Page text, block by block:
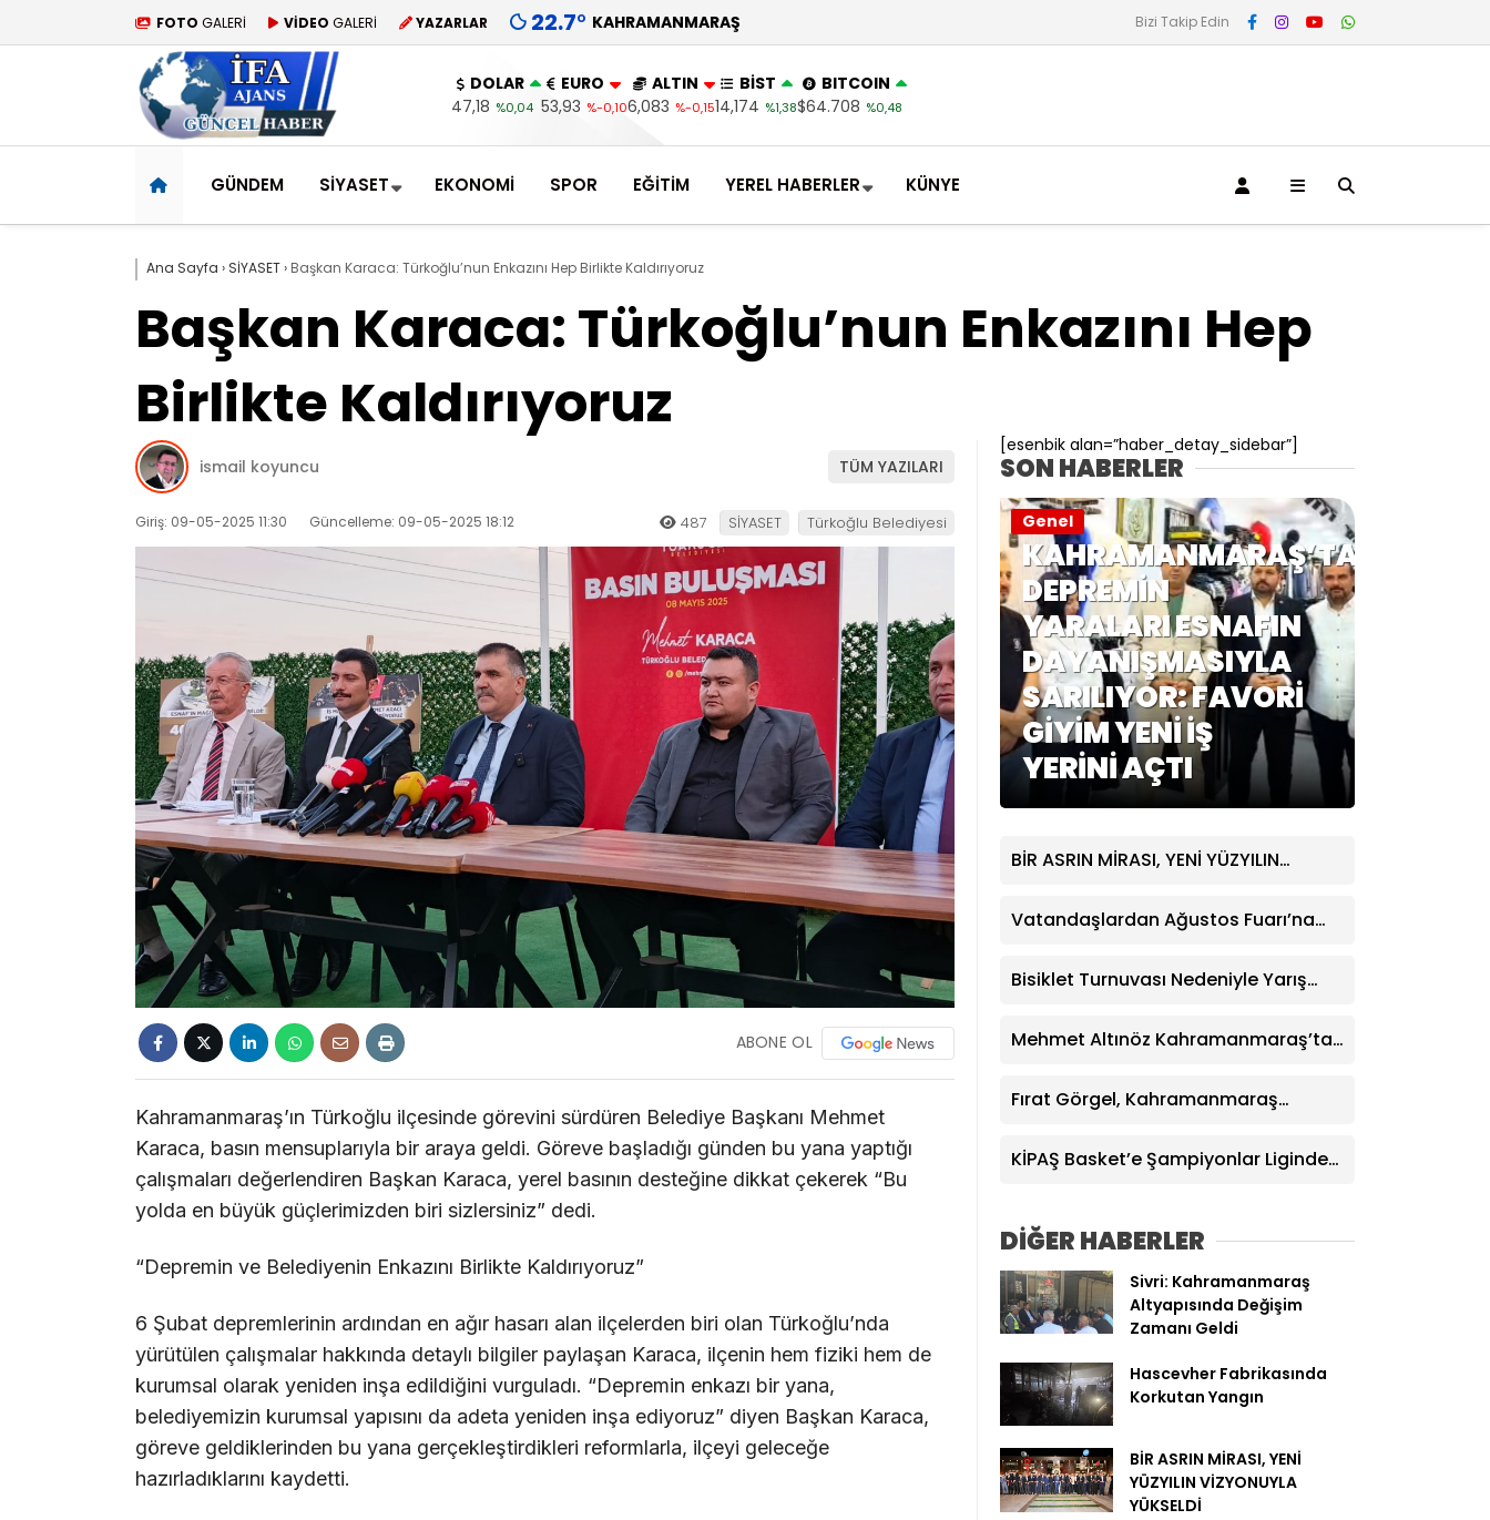
FOTO GALERİ VİDEO GALERİ YAZARLAR 22.7° KAHRAMANMARAŞ Bizi Takip Edin
DOLAR
47,18 %0,04
EURO
53,93 %-0,10
ALTIN
6,083 %-0,15
BİST
14,174 %1,38
BITCOIN
$64.708 %0,48
GÜNDEM SİYASET EKONOMİ SPOR EĞİTİM YEREL HABERLER KÜNYE
Ana Sayfa › SİYASET› Başkan Karaca: Türkoğlu’nun Enkazını Hep Birlikte Kaldırıyoruz
Başkan Karaca: Türkoğlu’nun Enkazını Hep
Birlikte Kaldırıyoruz
ismail koyuncu TÜM YAZILARI
Giriş: 09-05-2025 11:30 Güncelleme: 09-05-2025 18:12 487 SİYASET Türkoğlu Belediyesi
ABONE OL
Kahramanmaraş’ın Türkoğlu ilçesinde görevini sürdüren Belediye Başkanı Mehmet
Karaca, basın mensuplarıyla bir araya geldi. Göreve başladığı günden bu yana yaptığı
çalışmaları değerlendiren Başkan Karaca, yerel basının desteğine dikkat çekerek “Bu
yolda en büyük güçlerimizden biri sizlersiniz” dedi.
“Depremin ve Belediyenin Enkazını Birlikte Kaldırıyoruz”
6 Şubat depremlerinin ardından en ağır hasarı alan ilçelerden biri olan Türkoğlu’nda
yürütülen çalışmalar hakkında detaylı bilgiler paylaşan Karaca, ilçenin hem fiziki hem de
kurumsal olarak yeniden inşa edildiğini vurguladı. “Depremin enkazı bir yana,
belediyemizin kurumsal yapısını da adeta yeniden inşa ediyoruz” diyen Başkan Karaca,
göreve geldiklerinden bu yana gerçekleştirdikleri reformlarla, ilçeyi geleceğe
hazırladıklarını kaydetti.
[esenbik alan=”haber_detay_sidebar”]
SON HABERLER
KAHRAMANMARAŞ’TA
DEPREMİN
YARALARI ESNAFIN
DAYANIŞMASIYLA
SARILIYOR: FAVORİ
GİYİM YENİ İŞ
YERİNİ AÇTI
Genel
BİR ASRIN MİRASI, YENİ YÜZYILIN
Vatandaşlardan Ağustos Fuarı’na
Bisiklet Turnuvası Nedeniyle Yarış
Düzenlemelerine Gidilecek!
Mehmet Altınöz Kahramanmaraş’ta
İktidar
Fırat Görgel, Kahramanmaraş
KİPAŞ Basket’e Şampiyonlar Liginden
DİĞER HABERLER
Sivri: Kahramanmaraş
Altyapısında Değişim
Zamanı Geldi
Hascevher Fabrikasında
Korkutan Yangın
BİR ASRIN MİRASI, YENİ
YÜZYILIN VİZYONUYLA
YÜKSELDİ